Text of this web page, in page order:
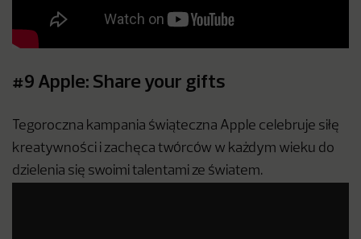
#9 Apple: Share your gifts
Tegoroczna kampania świąteczna Apple celebruje siłę
kreatywności i zachęca twórców w każdym wieku do
dzielenia się swoimi talentami ze światem.